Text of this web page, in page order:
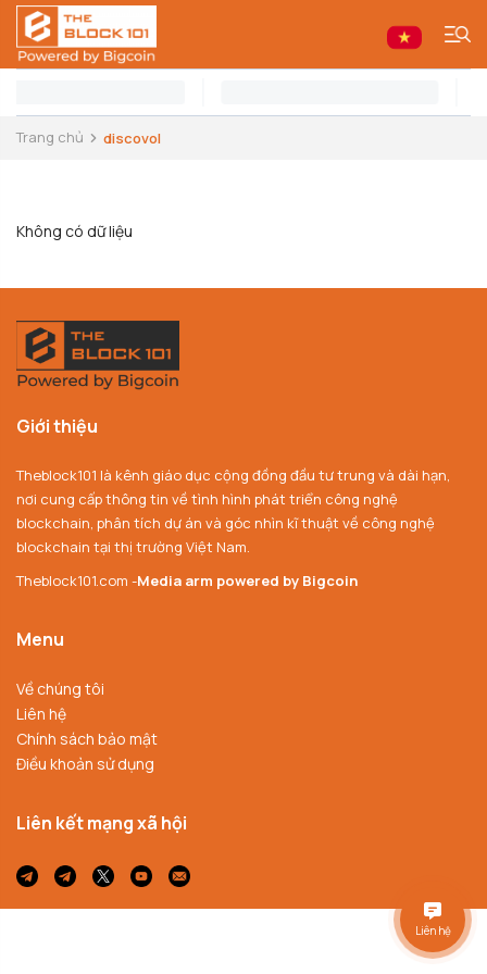
Trang chủ discovol
Không có dữ liệu
Giới thiệu
Theblock101 là kênh giáo dục cộng đồng đầu tư trung và dài hạn,
nơi cung cấp thông tin về tình hình phát triển công nghệ
blockchain, phân tích dự án và góc nhìn kĩ thuật về công nghệ
blockchain tại thị trường Việt Nam.
Theblock101.com -Media arm powered by Bigcoin
Menu
Về chúng tôi
Liên hệ
Chính sách bảo mật
Điều khoản sử dụng
Liên kết mạng xã hội
Liên hệ